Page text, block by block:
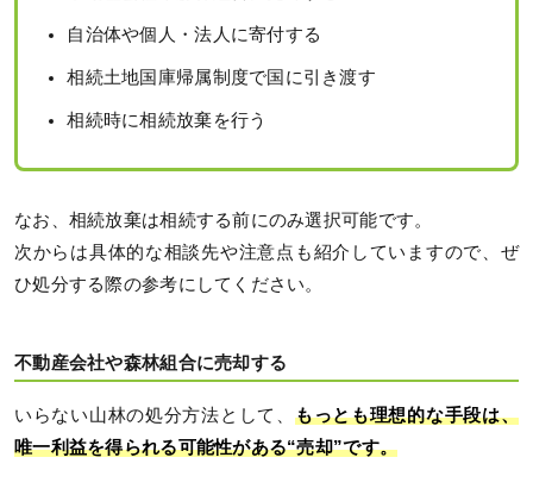
自治体や個人・法人に寄付する
相続土地国庫帰属制度で国に引き渡す
相続時に相続放棄を行う
なお、相続放棄は相続する前にのみ選択可能です。
次からは具体的な相談先や注意点も紹介していますので、ぜ
ひ処分する際の参考にしてください。
不動産会社や森林組合に売却する
いらない山林の処分方法として、 もっとも理想的な手段は、
唯一利益を得られる可能性がある“売却”です。